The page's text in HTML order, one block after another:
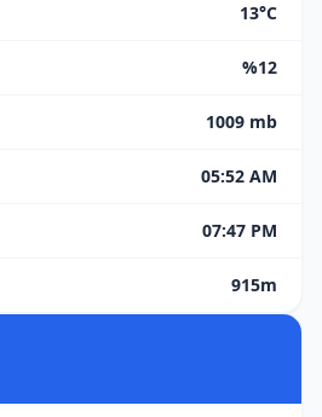
13°C
%12
1009 mb
05:52 AM
07:47 PM
915m